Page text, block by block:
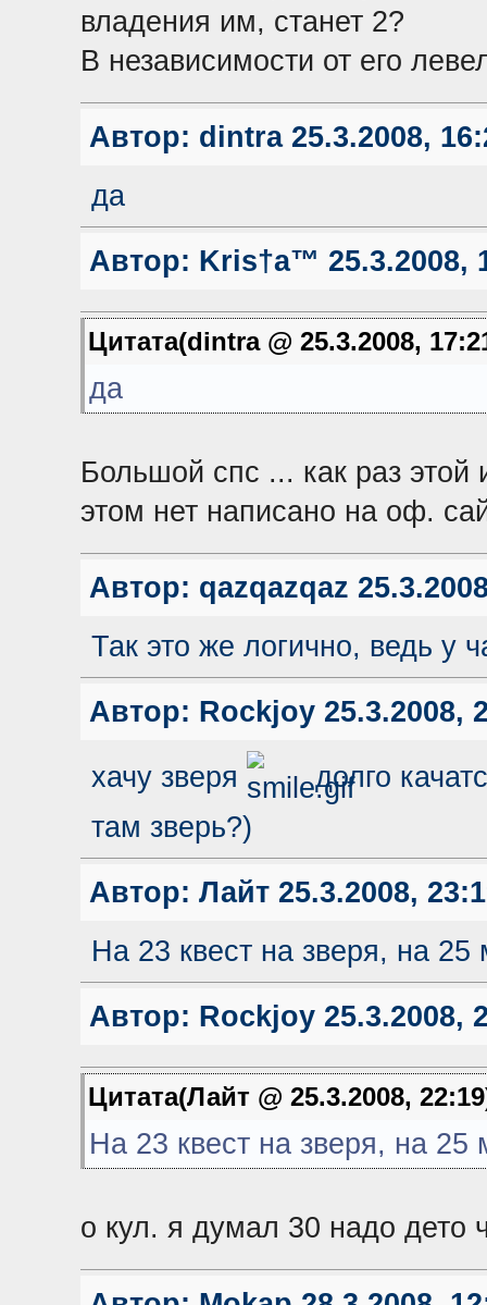
владения им, станет 2?
В независимости от его
Автор: dintra25.3.2008,
да
Автор: Kris†a™ 25.3.2008,
Цитата(dintra @ 25.3.2008,
да
Большой спс ... как раз
этом нет написано на оф.
Автор: qazqazqaz
Так это же логично, ведь у
Автор: Rockjoy25.3.2008,
хачу зверя
долго
там зверь?)
Автор: Лайт25.3.2008,
На 23 квест на зверя, на 25
Автор: Rockjoy25.3.2008,
Цитата(Лайт @ 25.3.2008,
На 23 квест на зверя, на 25
о кул. я думал 30 надо дето